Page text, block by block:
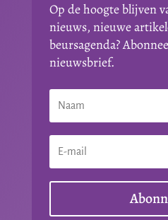
Op de hoogte blijven
nieuws, nieuwe
beursagenda?
nieuwsbrief.